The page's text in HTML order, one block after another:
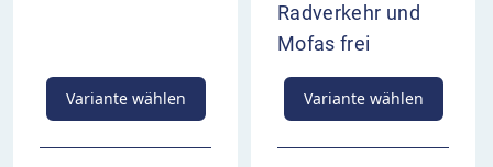
Variante wählen
Radverkehr und
Mofas frei
Variante wählen